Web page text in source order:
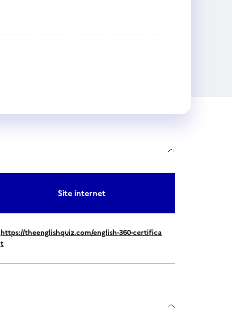
Site internet
https://theenglishquiz.com/english-360-certifica
t